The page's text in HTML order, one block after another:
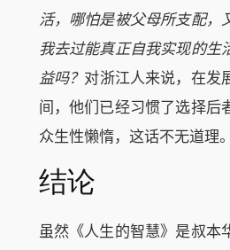
活，哪怕是被父母所支配，
我去过能真正自我实现的生
益吗？ 对浙江人来说，在发
间，他们已经习惯了选择后
众生性懒惰，这话不无道理。
结论
虽然《人生的智慧》是叔本